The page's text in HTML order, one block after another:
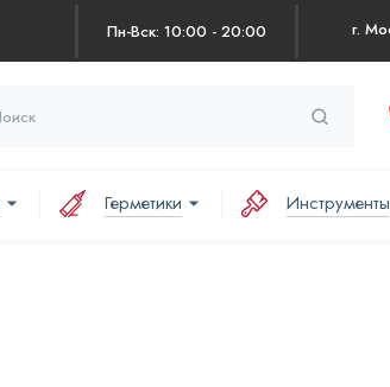
Пн-Вск: 10:00 - 20:00
Герметики Инструменты